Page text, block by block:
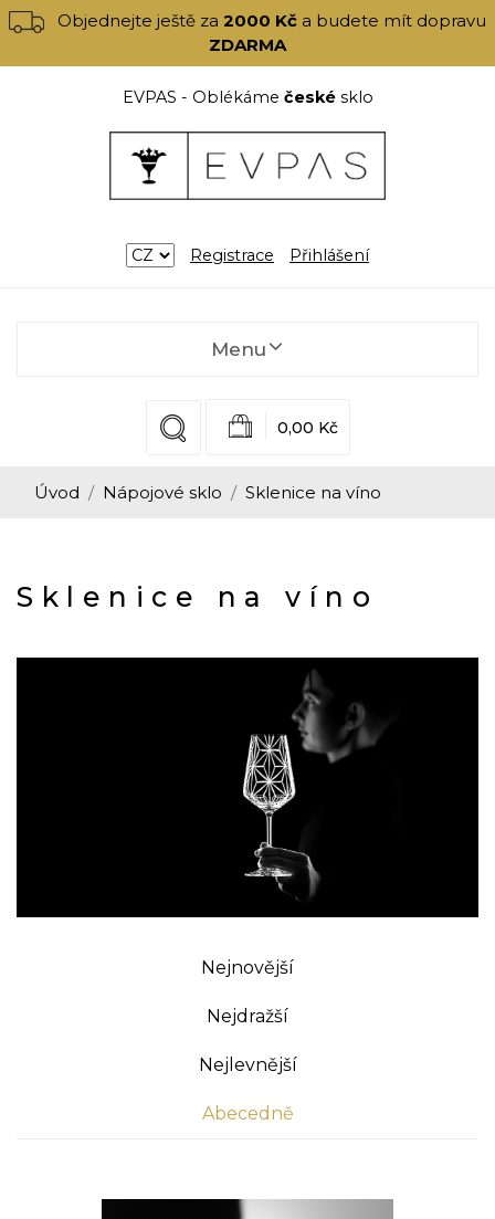
Objednejte ještě za2000 Kč a budete mít dopravu
ZDARMA
EVPAS - Oblékáme českésklo
Registrace Přihlášení
Menu
0,00 Kč
Úvod Nápojové sklo Sklenice na víno
Sklenice na víno
Nejnovější
Nejdražší
Nejlevnější
Abecedně